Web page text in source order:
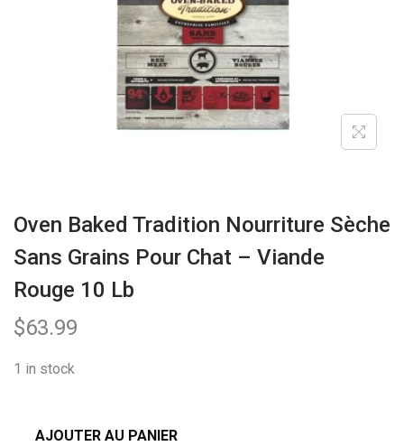
a
t
i
o
n
n
t
Oven Baked Tradition Nourriture Sèche
Sans Grains Pour Chat – Viande
Rouge 10 Lb
$63.99
1 in stock
AJOUTER AU PANIER